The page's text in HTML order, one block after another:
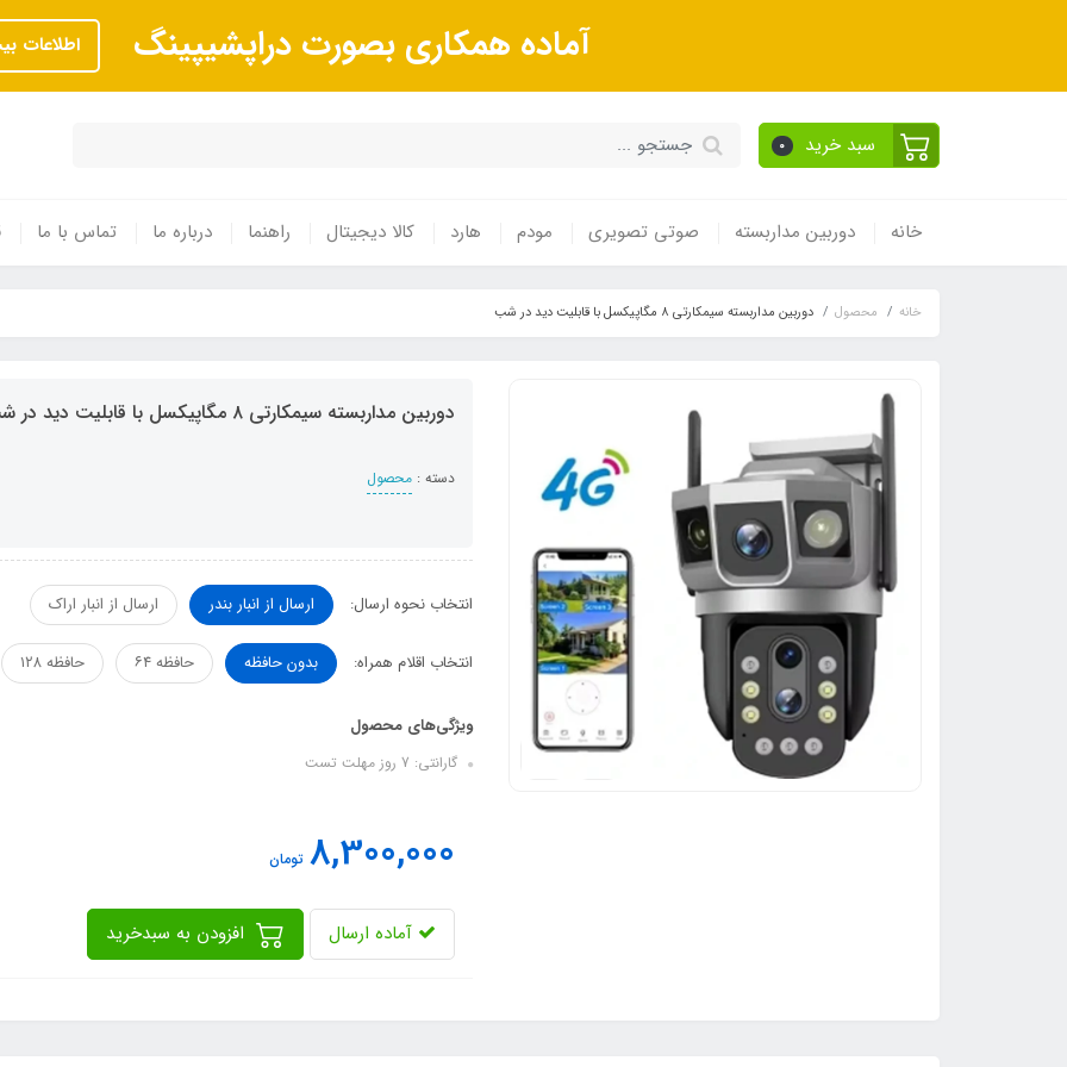
آماده همکاری بصورت دراپشیپینگ اطلاعات
سبد خرید 0
خانه دوربین مداربسته صوتی تصویری مودم هارد کالا دیجیتال راهنما درباره ما تماس با ما
خانه محصول دوربین مداربسته سیمکارتی ۸ مگاپیکسل با قابلیت دید در شب
دوربین مداربسته سیمکارتی ۸ مگاپیکسل با قابلیت دید در شب
دسته : محصول
انتخاب نحوه ارسال: ارسال از انبار بندر ارسال از انبار اراک
انتخاب اقلام همراه: بدون حافظه حافظه ۶۴ حافظه ۱۲۸
ویژگی‌های محصول
گارانتی: 7 روز مهلت تست
8,300,000 تومان
آماده ارسال